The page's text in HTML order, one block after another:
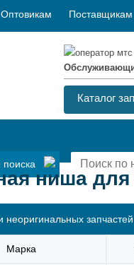
Оптовикам Поставщикам
Каталог
поиска
ниша для
неоригинальных запчастей
Марка